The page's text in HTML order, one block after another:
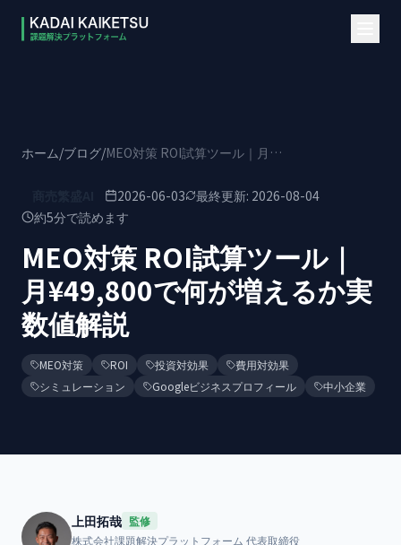
ホーム/ブログ/ MEO対策 ROI試算ツール｜月¥49,800で何が増えるか実数値解説
2026-06-03 最終更新: 2026-08-04
約5分で読めます
MEO対策 ROI試算ツール｜
月¥49,800で何が増えるか実
数値解説
MEO対策 ROI 投資対効果
費用対効果
シミュレーション
Googleビジネスプロフィール 中小企業
上田拓哉 監修
株式会社課題解決プラットフォーム 代表取締役